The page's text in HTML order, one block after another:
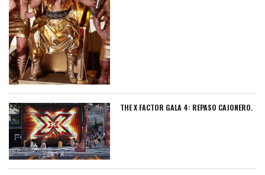
THE X FACTOR GALA 4: REPASO CAJONERO.